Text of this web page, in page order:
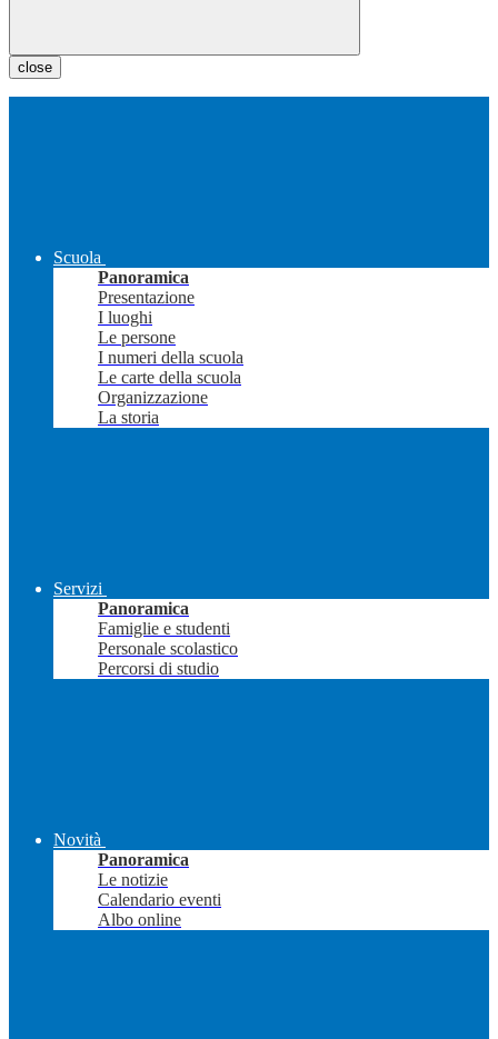
close
Scuola
Panoramica
Presentazione
I luoghi
Le persone
I numeri della scuola
Le carte della scuola
Organizzazione
La storia
Servizi
Panoramica
Famiglie e studenti
Personale scolastico
Percorsi di studio
Novità
Panoramica
Le notizie
Calendario eventi
Albo online